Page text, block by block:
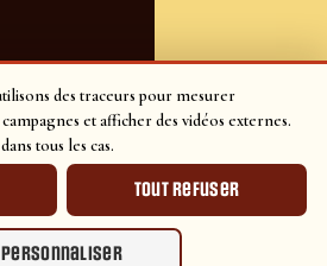
des traceurs pour mesurer
et afficher des vidéos externes.
tous les cas.
Tout refuser
Personnaliser